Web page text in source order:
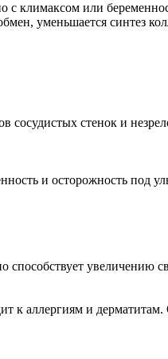
с климаксом или
уменьшается синтез
сосудистых стенок и
и осторожность под
способствует увеличению
к аллергиям и